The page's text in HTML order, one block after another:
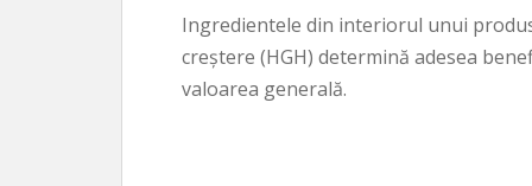
Ingredientele din interiorul unui
creștere (HGH) determină adesea
valoarea generală.